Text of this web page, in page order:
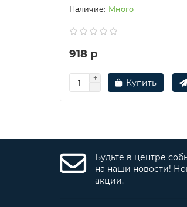
Много
918 р
Купить
Будьте в центре
на наши новости!
акции.